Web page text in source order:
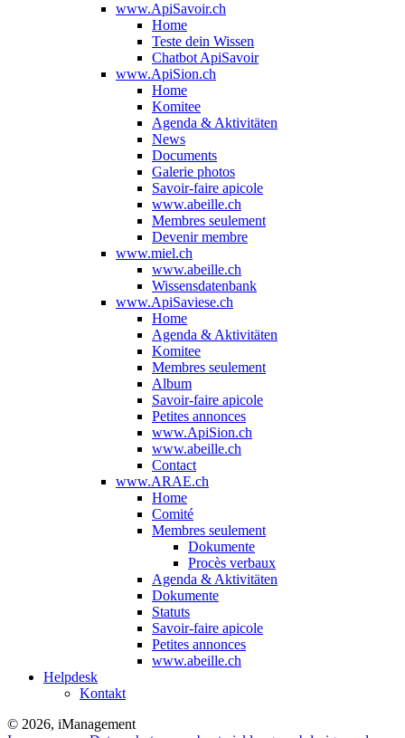
www.ApiSavoir.ch
Home
Teste dein Wissen
Chatbot ApiSavoir
www.ApiSion.ch
Home
Komitee
Agenda & Aktivitäten
News
Documents
Galerie photos
Savoir-faire apicole
www.abeille.ch
Membres seulement
Devenir membre
www.miel.ch
www.abeille.ch
Wissensdatenbank
www.ApiSaviese.ch
Home
Agenda & Aktivitäten
Komitee
Membres seulement
Album
Savoir-faire apicole
Petites annonces
www.ApiSion.ch
www.abeille.ch
Contact
www.ARAE.ch
Home
Comité
Membres seulement
Dokumente
Procès verbaux
Agenda & Aktivitäten
Dokumente
Statuts
Savoir-faire apicole
Petites annonces
www.abeille.ch
Helpdesk
Kontakt
© 2026, iManagement